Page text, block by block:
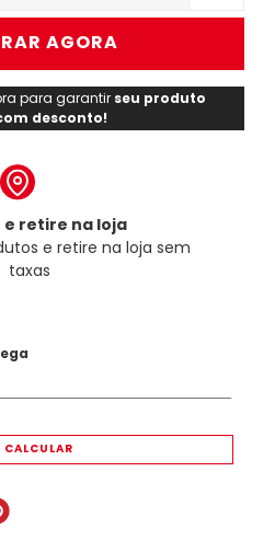
AGORA
para garantir seu produto
desconto!
e retire na loja
e retire na loja sem
taxas